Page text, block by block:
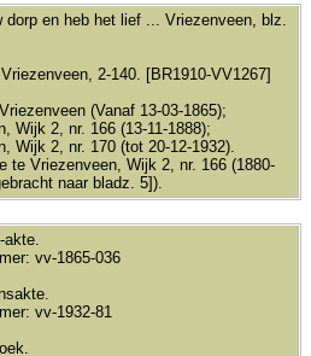
dorp en heb het lief ... Vriezenveen, blz.
2-140. [BR1910-VV1267]
(Vanaf 13-03-1865);
Wijk 2, nr. 166 (13-11-1888);
Wijk 2, nr. 170 (tot 20-12-1932).
te Vriezenveen, Wijk 2, nr. 166 (1880-
naar bladz. 5]).
vv-1865-036
vv-1932-81